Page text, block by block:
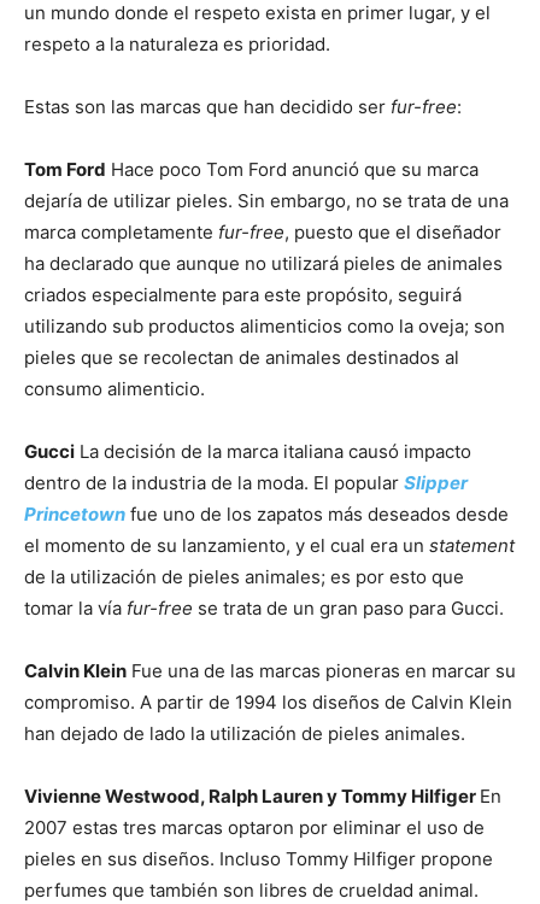
un mundo donde el respeto exista en primer lugar, y el
respeto a la naturaleza es prioridad.
Estas son las marcas que han decidido ser fur-free:
Tom Ford Hace poco Tom Ford anunció que su marca
dejaría de utilizar pieles. Sin embargo, no se trata de una
marca completamente fur-free, puesto que el diseñador
ha declarado que aunque no utilizará pieles de animales
criados especialmente para este propósito, seguirá
utilizando sub productos alimenticios como la oveja; son
pieles que se recolectan de animales destinados al
consumo alimenticio.
Gucci La decisión de la marca italiana causó impacto
dentro de la industria de la moda. El popular Slipper
Princetown fue uno de los zapatos más deseados desde
el momento de su lanzamiento, y el cual era un statement
de la utilización de pieles animales; es por esto que
tomar la vía fur-free se trata de un gran paso para Gucci.
Calvin Klein Fue una de las marcas pioneras en marcar su
compromiso. A partir de 1994 los diseños de Calvin Klein
han dejado de lado la utilización de pieles animales.
Vivienne Westwood, Ralph Lauren y Tommy Hilfiger En
2007 estas tres marcas optaron por eliminar el uso de
pieles en sus diseños. Incluso Tommy Hilfiger propone
perfumes que también son libres de crueldad animal.